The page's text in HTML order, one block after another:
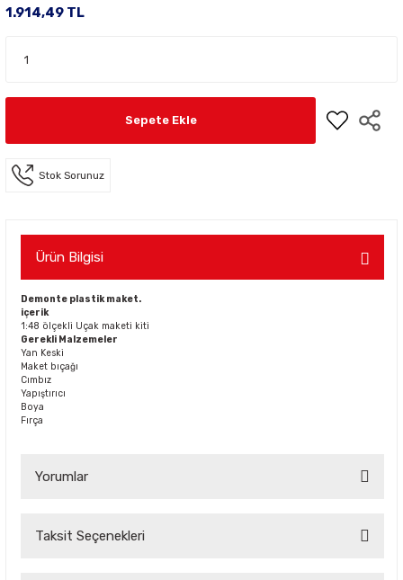
1.914,49 TL
Sepete Ekle
Stok Sorunuz
Ürün Bilgisi
Demonte plastik maket.
içerik
1:48 ölçekli Uçak maketi kiti
Gerekli Malzemeler
Yan Keski
Maket bıçağı
Cımbız
Yapıştırıcı
Boya
Fırça
Yorumlar
Taksit Seçenekleri